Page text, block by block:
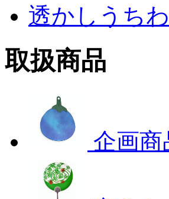
透かしうちわ
取扱商品
企画商